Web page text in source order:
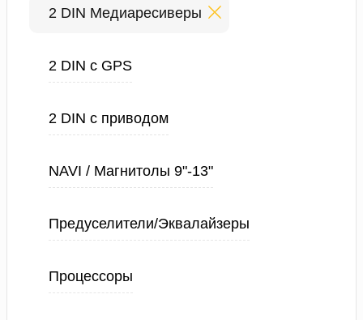
2 DIN Медиаресиверы
2 DIN с GPS
2 DIN с приводом
NAVI / Магнитолы 9"-13"
Предуселители/Эквалайзеры
Процессоры